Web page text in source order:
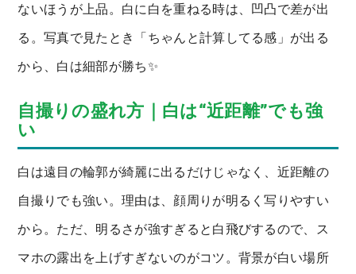
ないほうが上品。白に白を重ねる時は、凹凸で差が出
る。写真で見たとき「ちゃんと計算してる感」が出る
から、白は細部が勝ち✨
自撮りの盛れ方｜白は“近距離”でも強
い
白は遠目の輪郭が綺麗に出るだけじゃなく、近距離の
自撮りでも強い。理由は、顔周りが明るく写りやすい
から。ただ、明るさが強すぎると白飛びするので、ス
マホの露出を上げすぎないのがコツ。背景が白い場所